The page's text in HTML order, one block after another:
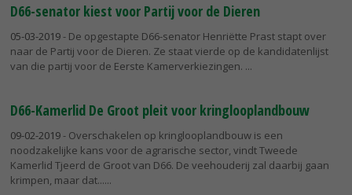
D66-senator kiest voor Partij voor de Dieren
05-03-2019- De opgestapte D66-senator Henriëtte Prast stapt over
naar de Partij voor de Dieren. Ze staat vierde op de kandidatenlijst
van die partij voor de Eerste Kamerverkiezingen.
D66-Kamerlid De Groot pleit voor kringlooplandbouw
09-02-2019- Overschakelen op kringlooplandbouw is een
noodzakelijke kans voor de agrarische sector, vindt Tweede
Kamerlid Tjeerd de Groot van D66. De veehouderij zal daarbij gaan
krimpen, maar dat...